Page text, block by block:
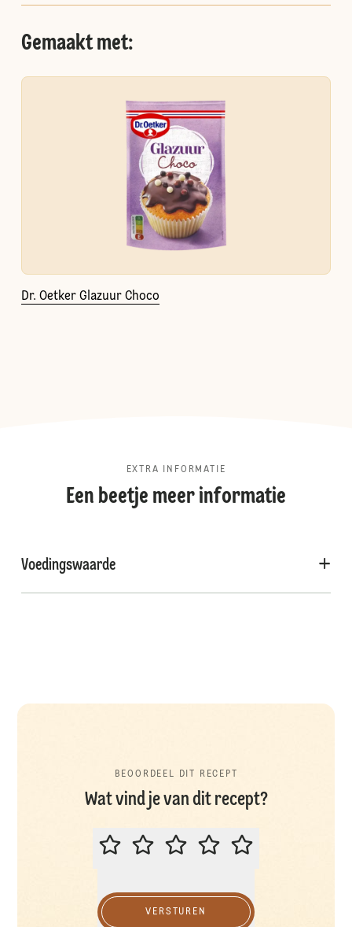
Gemaakt met:
Dr. Oetker Glazuur Choco
EXTRA INFORMATIE
Een beetje meer informatie
Voedingswaarde
BEOORDEEL DIT RECEPT
Wat vind je van dit recept?
BEOORDEEL DIT RECEPT
VERSTUREN